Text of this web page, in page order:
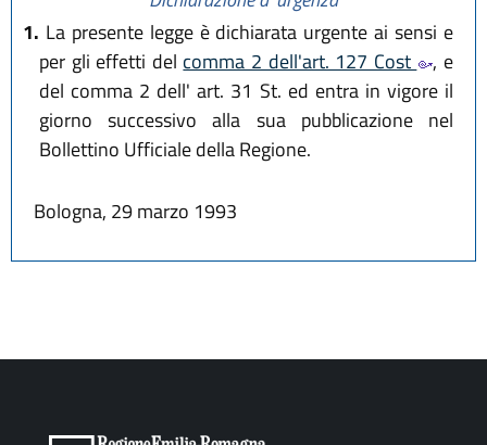
1. La presente legge è dichiarata urgente ai sensi e
per gli effetti del comma 2 dell'art. 127 Cost
, e
del comma 2 dell' art. 31 St. ed entra in vigore il
giorno successivo alla sua pubblicazione nel
Bollettino Ufficiale della Regione.
Bologna, 29 marzo 1993